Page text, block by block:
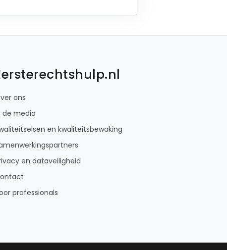
ons
de media
en kwaliteitsbewaking
en dataveiligheid
professionals